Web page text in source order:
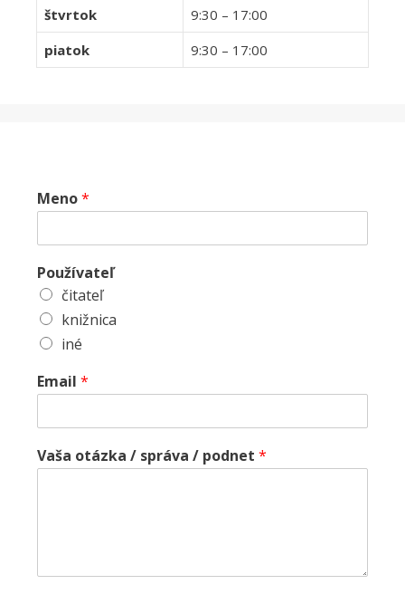
štvrtok
9:30 – 17:00
piatok
9:30 – 17:00
Meno*
Používateľ
čitateľ
knižnica
iné
Email *
Vaša otázka / správa / podnet *